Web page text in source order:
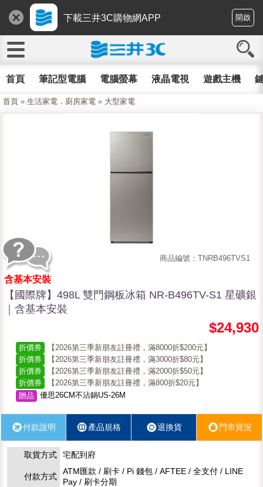
下載三井3C購物網APP 開啟
首頁 筆記型電腦 電腦螢幕 液晶電視 遊戲主機
首頁 » 生活家電．廚房家電 » 大型家電
商品編號：TNRB496TVS1
含基本安裝
【國際牌】498L 雙門鋼板冰箱 NR-B496TV-S1 星礦銀
｜含基本安裝
$24,930
折價券
【2026第三季新朋友註冊禮，滿8000折$200元】
折價券
【2026第三季新朋友註冊禮，滿3000折$80元】
折價券
【2026第三季新朋友註冊禮，滿2000折$50元】
折價券
【2026第三季新朋友註冊禮，滿800折$20元】
贈品
優思26CM不沾鍋US-26M
付款說明 產品規格 退換貨 門市貨況
取貨方式 宅配到府
付款方式
ATM匯款 / 刷卡 / Pi 錢包 / AFTEE / 全支付 / LINE
Pay / 刷卡分期